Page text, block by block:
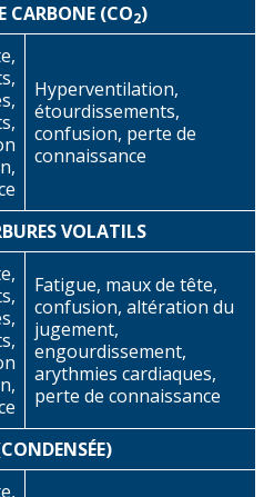
CARBONE (CO2)
Hyperventilation,
étourdissements,
confusion, perte de
connaissance
VOLATILS
Fatigue, maux de tête,
confusion, altération du
jugement,
engourdissement,
arythmies cardiaques,
perte de connaissance